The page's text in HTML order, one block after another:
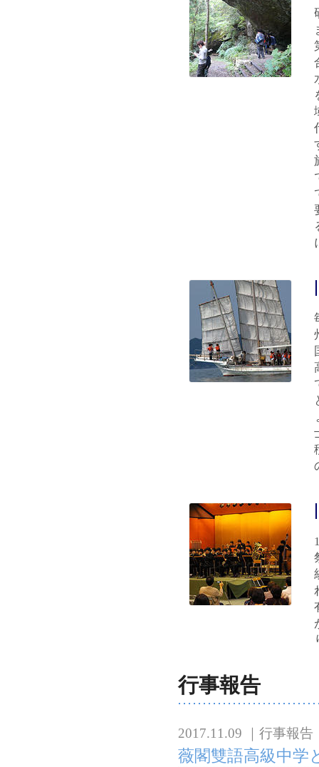
行事報告
2017.11.09 行事報告
薇閣雙語高級中学